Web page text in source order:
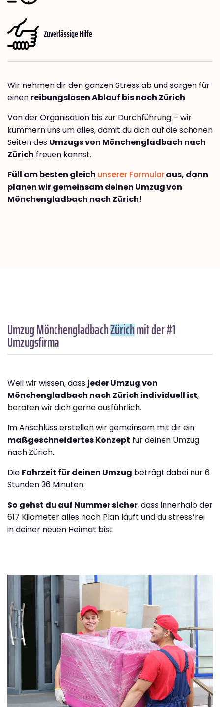
Zuverlässige Hilfe
Wir nehmen dir den ganzen Stress ab und sorgen für
einen reibungslosen Ablauf bis nach Zürich
Von der Organisation bis zur Durchführung – wir
kümmern uns um alles, damit du dich auf die schönen
Seiten des Umzugs von Mönchengladbach nach
Zürich freuen kannst.
Füll am besten gleich unserer Formularaus, dann
planen wir gemeinsam deinen Umzug von
Mönchengladbach nach Zürich!
Umzug MönchengladbachZürichmit der #1
Umzugsfirma
Weil wir wissen, dass jeder Umzug von
Mönchengladbach nach Zürich individuell ist,
beraten wir dich gerne ausführlich.
Im Anschluss erstellen wir gemeinsam mit dir ein
maßgeschneidertes Konzept für deinen Umzug
nach Zürich.
Die Fahrzeit für deinen Umzug beträgt dabei nur 6
Stunden 36 Minuten.
So gehst du auf Nummer sicher, dass innerhalb der
617 Kilometer alles nach Plan läuft und du stressfrei
in deiner neuen Heimat bist.